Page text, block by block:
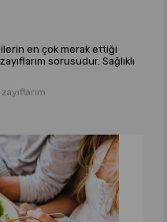
en çok merak ettiği
sorusudur. Sağlıklı